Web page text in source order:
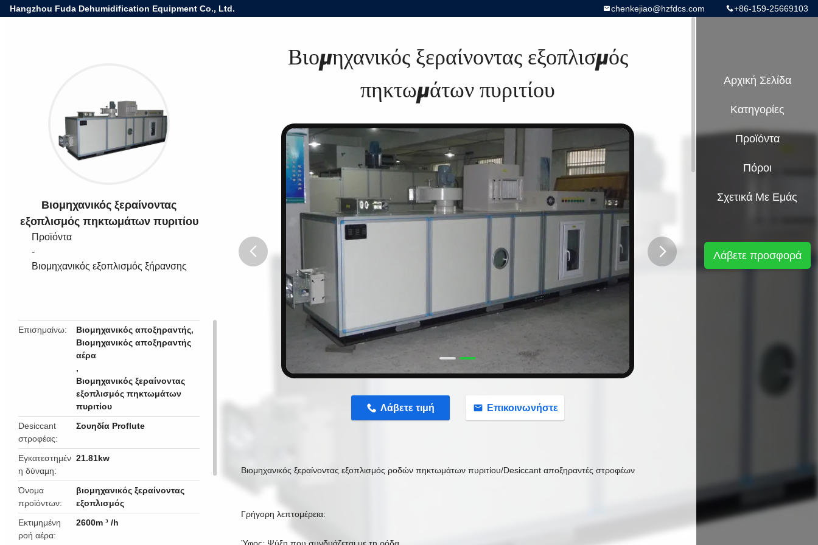
Hangzhou Fuda Dehumidification Equipment Co., Ltd. +86-159-25669103
chenkejiao@hzfdcs.com
Βιομηχανικός ξεραίνοντας
εξοπλισμός πηκτωμάτων πυριτίου
Προϊόντα
-
Βιομηχανικός εξοπλισμός ξήρανσης
Επισημαίνω Βιομηχανικός αποξηραντής,
Βιομηχανικός αποξηραντής
αέρα
,
Βιομηχανικός ξεραίνοντας
εξοπλισμός πηκτωμάτων
πυριτίου
Desiccant
στροφέας
Σουηδία Proflute
Εγκατεστημέν
η δύναμη
21.81kw
Όνομα
προϊόντων
βιομηχανικός ξεραίνοντας
εξοπλισμός
Εκτιμημένη
ροή αέρα
2600m ³ /h
Βιομηχανικός ξεραίνοντας εξοπλισμός
πηκτωμάτων πυριτίου
Λάβετε τιμή Επικοινωνήστε
Βιομηχανικός ξεραίνοντας εξοπλισμός ροδών πηκτωμάτων πυριτίου/Desiccant αποξηραντές στροφέων
Γρήγορη λεπτομέρεια:
Αρχική Σελίδα
Κατηγορίες
Προϊόντα
Πόροι
Σχετικά Με Εμάς
Λάβετε προσφορά